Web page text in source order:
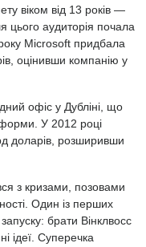
віком від 13 років —
цього аудиторія почала
Microsoft придбала
оцінивши компанію у
офіс у Дубліні, що
У 2012 році
доларів, розширивши
з кризами, позовами
Один із перших
брати Вінклвосс
ідеї. Суперечка